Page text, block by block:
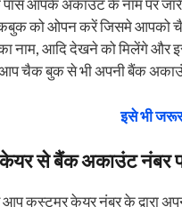
आपके अकाउंट के नाम पर
को ओपन करें जिसमे आपको
नाम, आदि देखने को मिलेंगे और
चैक बुक से भी अपनी बैंक
इसे भी
से बैंक अकाउंट नंबर
आप कस्टमर केयर नंबर के द्वारा